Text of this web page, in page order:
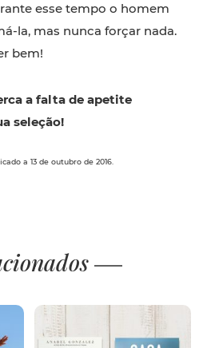
esse tempo o homem
la, mas nunca forçar nada.
bem!
a falta de apetite
seleção!
a 13 de outubro de 2016.